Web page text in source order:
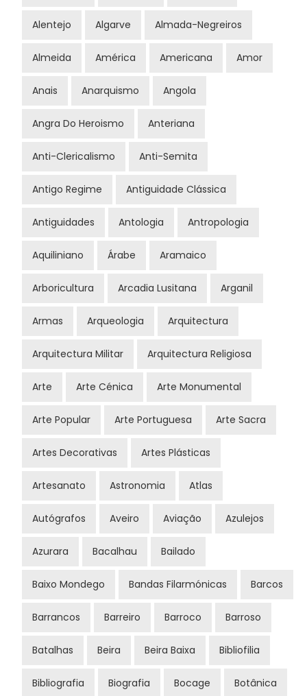
Alentejo Algarve Almada-Negreiros
Almeida América Americana Amor
Anais Anarquismo Angola
Angra Do Heroismo Anteriana
Anti-Clericalismo Anti-Semita
Antigo Regime Antiguidade Clássica
Antiguidades Antologia Antropologia
Aquiliniano Árabe Aramaico
Arboricultura Arcadia Lusitana Arganil
Armas Arqueologia Arquitectura
Arquitectura Militar Arquitectura Religiosa
Arte Arte Cénica Arte Monumental
Arte Popular Arte Portuguesa Arte Sacra
Artes Decorativas Artes Plásticas
Artesanato Astronomia Atlas
Autógrafos Aveiro Aviação Azulejos
Azurara Bacalhau Bailado
Baixo Mondego Bandas Filarmónicas Barcos
Barrancos Barreiro Barroco Barroso
Batalhas Beira Beira Baixa Bibliofilia
Bibliografia Biografia Bocage Botânica